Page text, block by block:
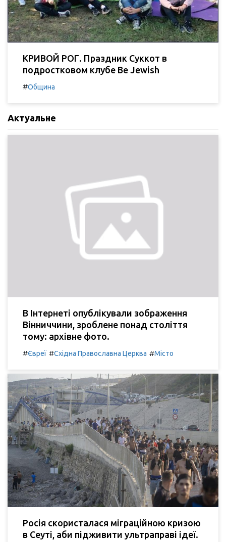
КРИВОЙ РОГ. Праздник Суккот в
подростковом клубе Be Jewish
#Община
Актуальне
В Інтернеті опублікували зображення
Вінниччини, зроблене понад століття
тому: архівне фото.
#Євреї #Східна Православна Церква #Місто
Росія скористалася міграційною кризою
в Сеуті, аби підживити ультраправі ідеї.